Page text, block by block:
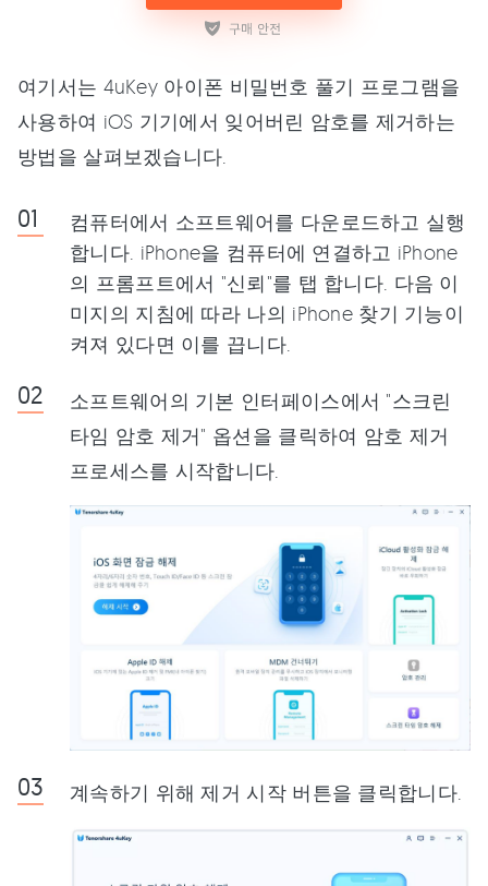
여기서는 4uKey 아이폰 비밀번호 풀기 프로그램을
사용하여 iOS 기기에서 잊어버린 암호를 제거하는
방법을 살펴보겠습니다.
컴퓨터에서 소프트웨어를 다운로드하고 실행
합니다. iPhone을 컴퓨터에 연결하고 iPhone
의 프롬프트에서 "신뢰"를 탭 합니다. 다음 이
미지의 지침에 따라 나의 iPhone 찾기 기능이
켜져 있다면 이를 끕니다.
소프트웨어의 기본 인터페이스에서 "스크린
타임 암호 제거" 옵션을 클릭하여 암호 제거
프로세스를 시작합니다.
계속하기 위해 제거 시작 버튼을 클릭합니다.